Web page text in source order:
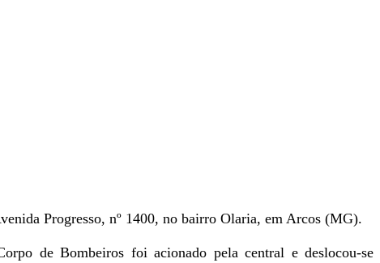
Progresso, nº 1400, no bairro Olaria, em Arcos (MG).
de Bombeiros foi acionado pela central e deslocou-se